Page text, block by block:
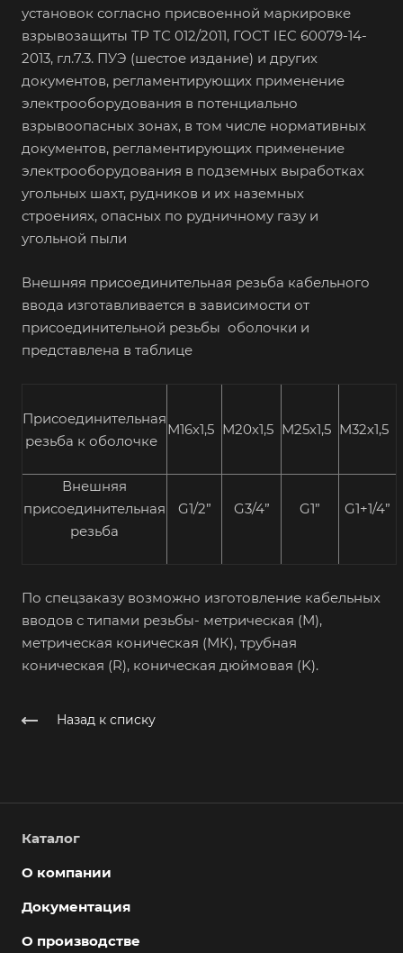
установок согласно присвоенной маркировке
взрывозащиты ТР ТС 012/2011, ГОСТ IEC 60079-14-
2013, гл.7.3. ПУЭ (шестое издание) и других
документов, регламентирующих применение
электрооборудования в потенциально
взрывоопасных зонах, в том числе нормативных
документов, регламентирующих применение
электрооборудования в подземных выработках
угольных шахт, рудников и их наземных
строениях, опасных по рудничному газу и
угольной пыли
Внешняя присоединительная резьба кабельного
ввода изготавливается в зависимости от
присоединительной резьбы оболочки и
представлена в таблице
Присоединительная
резьба к оболочке
М16х1,5 М20х1,5 М25х1,5 М32х1,5
Внешняя
присоединительная
резьба
G1/2” G3/4” G1” G1+1/4”
По спецзаказу возможно изготовление кабельных
вводов с типами резьбы- метрическая (М),
метрическая коническая (МК), трубная
коническая (R), коническая дюймовая (K).
Назад к списку
Каталог
О компании
Документация
О производстве